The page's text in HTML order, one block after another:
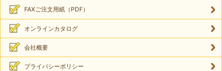
FAXご注文用紙（PDF）
オンラインカタログ
会社概要
プライバシーポリシー